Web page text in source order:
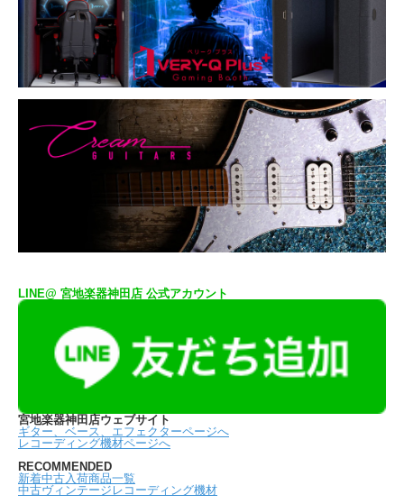
LINE@ 宮地楽器神田店 公式アカウント
宮地楽器神田店ウェブサイト
ギター、ベース、エフェクターページへ
レコーディング機材ページへ
RECOMMENDED
新着中古入荷商品一覧
中古ヴィンテージレコーディング機材